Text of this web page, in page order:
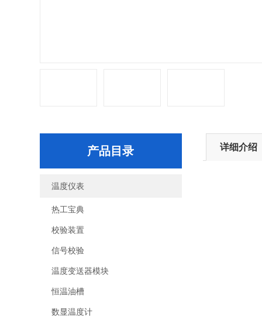
产品目录
温度仪表
热工宝典
校验装置
信号校验
温度变送器模块
恒温油槽
数显温度计
详细介绍